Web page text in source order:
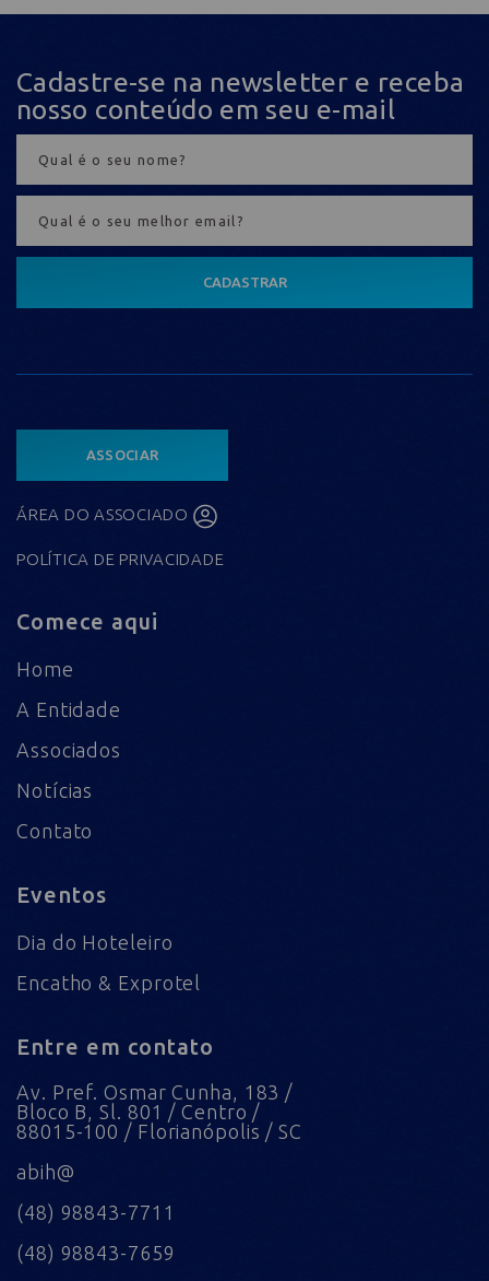
Cadastre-se na newsletter e receba
nosso conteúdo em seu e-mail
CADASTRAR
ASSOCIAR
ÁREA DO ASSOCIADO
POLÍTICA DE PRIVACIDADE
Comece aqui
Home
A Entidade
Associados
Notícias
Contato
Eventos
Dia do Hoteleiro
Encatho & Exprotel
Entre em contato
Av. Pref. Osmar Cunha, 183 /
Bloco B, Sl. 801 / Centro /
88015-100 / Florianópolis / SC
abih@
(48) 98843-7711
(48) 98843-7659